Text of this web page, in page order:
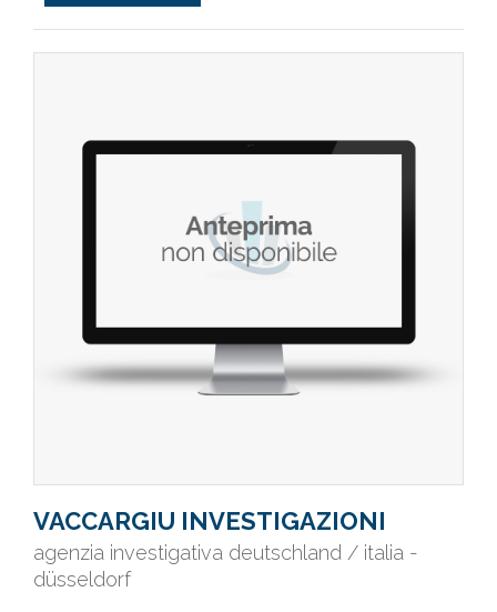
VACCARGIU INVESTIGAZIONI
agenzia investigativa deutschland / italia -
düsseldorf